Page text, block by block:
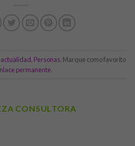
actualidad, Personas. Marque como favorito
permanente.
CONSULTORA